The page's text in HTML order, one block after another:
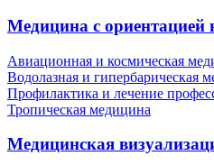
Медицина с
Авиационная и космическая
Водолазная и гипербарическая
Профилактика и лечение
Тропическая медицина
Медицинская